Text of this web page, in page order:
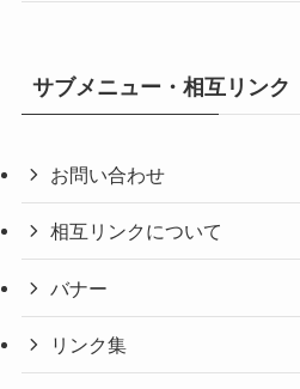
サブメニュー・相互リンク
お問い合わせ
相互リンクについて
バナー
リンク集